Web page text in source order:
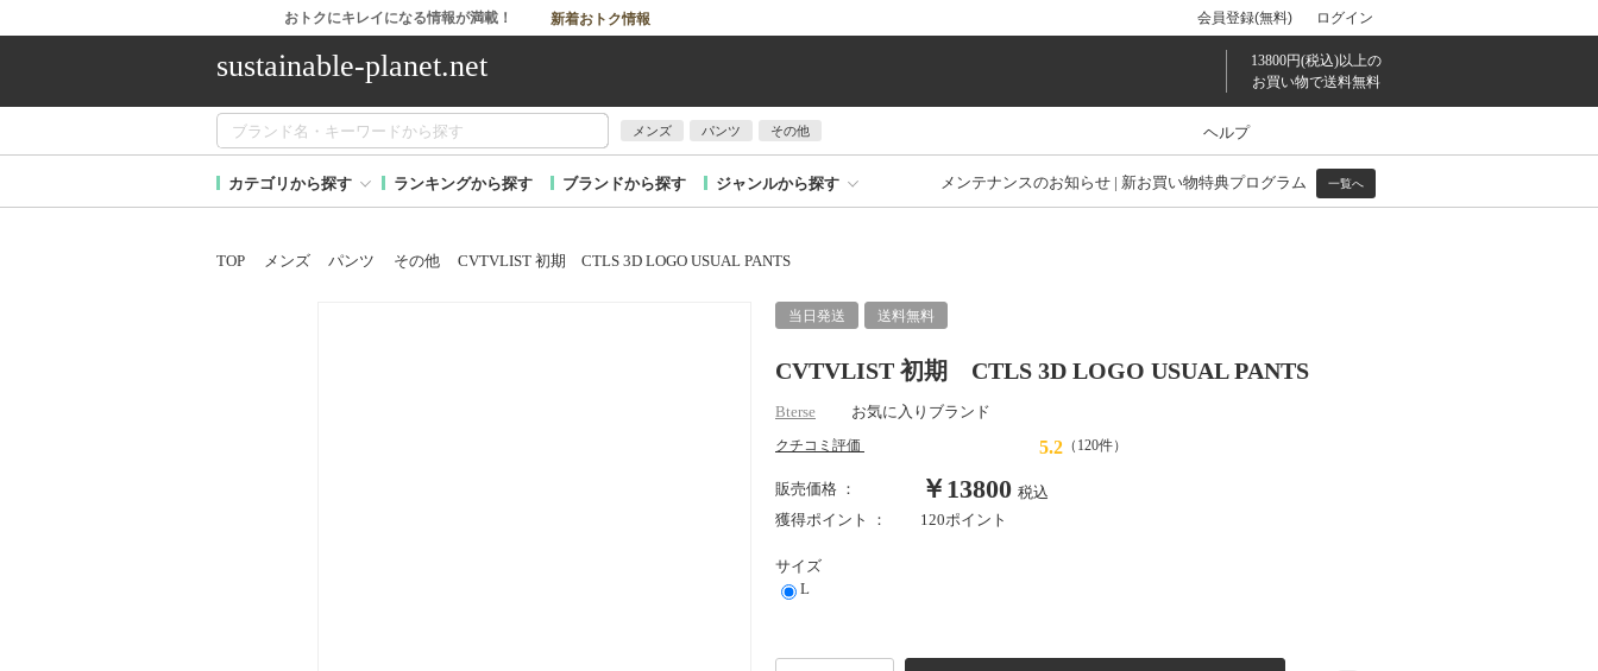
おトクにキレイになる情報が満載！ 新着おトク情報 会員登録(無料) ログイン
sustainable-planet.net
13800円(税込)以上の
お買い物で送料無料
メンズ パンツ その他 ヘルプ
カテゴリから探す ランキングから探す ブランドから探す ジャンルから探す メンテナンスのお知らせ | 新お買い物特典プログラム 一覧へ
TOP メンズ パンツ その他 CVTVLIST 初期 CTLS 3D LOGO USUAL PANTS
当日発送 送料無料
CVTVLIST 初期 CTLS 3D LOGO USUAL PANTS
Bterse お気に入りブランド
クチコミ評価 5.2 （ 120件）
販売価格 ： ￥13800 税込
獲得ポイント ：
120ポイント
サイズ
L